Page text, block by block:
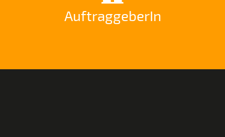
AuftraggeberIn